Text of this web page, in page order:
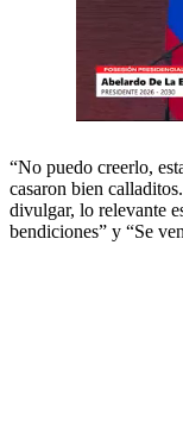
“No puedo creerlo,
casaron bien
divulgar, lo relevante
bendiciones” y “Se